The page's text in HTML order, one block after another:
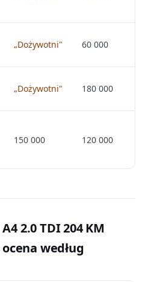
„Dożywotni" 60 000
„Dożywotni" 180 000
150 000 120 000
2.0 TDI 204 KM
według